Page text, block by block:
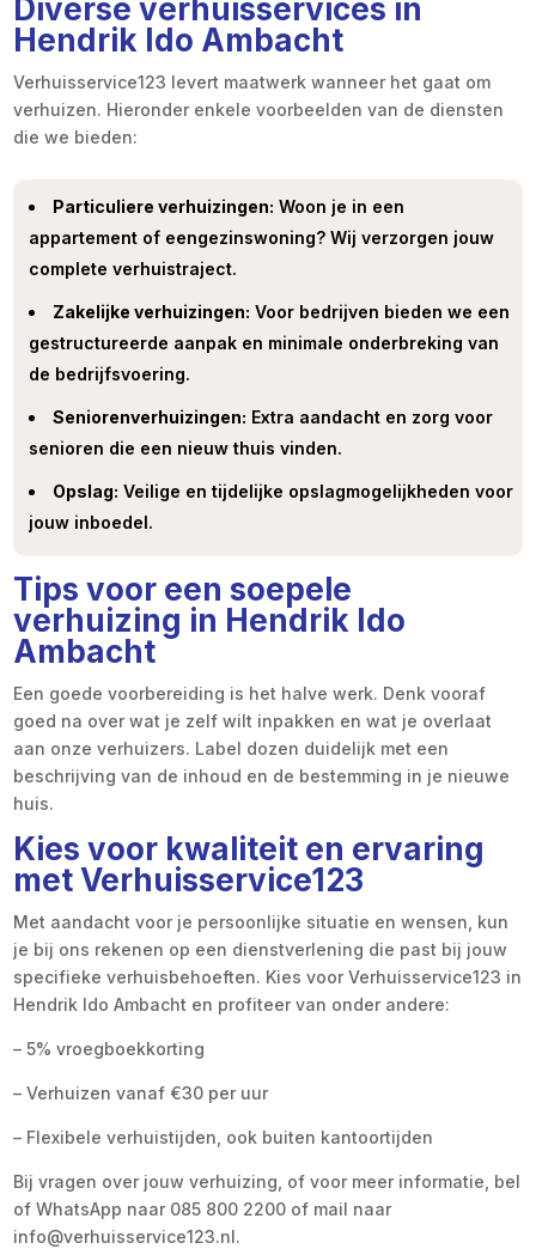
Diverse verhuisservices in
Hendrik Ido Ambacht
Verhuisservice123 levert maatwerk wanneer het gaat om
verhuizen. Hieronder enkele voorbeelden van de diensten
die we bieden:
Particuliere verhuizingen: Woon je in een
appartement of eengezinswoning? Wij verzorgen jouw
complete verhuistraject.
Zakelijke verhuizingen: Voor bedrijven bieden we een
gestructureerde aanpak en minimale onderbreking van
de bedrijfsvoering.
Seniorenverhuizingen: Extra aandacht en zorg voor
senioren die een nieuw thuis vinden.
Opslag: Veilige en tijdelijke opslagmogelijkheden voor
jouw inboedel.
Tips voor een soepele
verhuizing in Hendrik Ido
Ambacht
Een goede voorbereiding is het halve werk. Denk vooraf
goed na over wat je zelf wilt inpakken en wat je overlaat
aan onze verhuizers. Label dozen duidelijk met een
beschrijving van de inhoud en de bestemming in je nieuwe
huis.
Kies voor kwaliteit en ervaring
met Verhuisservice123
Met aandacht voor je persoonlijke situatie en wensen, kun
je bij ons rekenen op een dienstverlening die past bij jouw
specifieke verhuisbehoeften. Kies voor Verhuisservice123 in
Hendrik Ido Ambacht en profiteer van onder andere:
– 5% vroegboekkorting
– Verhuizen vanaf €30 per uur
– Flexibele verhuistijden, ook buiten kantoortijden
Bij vragen over jouw verhuizing, of voor meer informatie, bel
of WhatsApp naar 085 800 2200 of mail naar
info@verhuisservice123.nl.